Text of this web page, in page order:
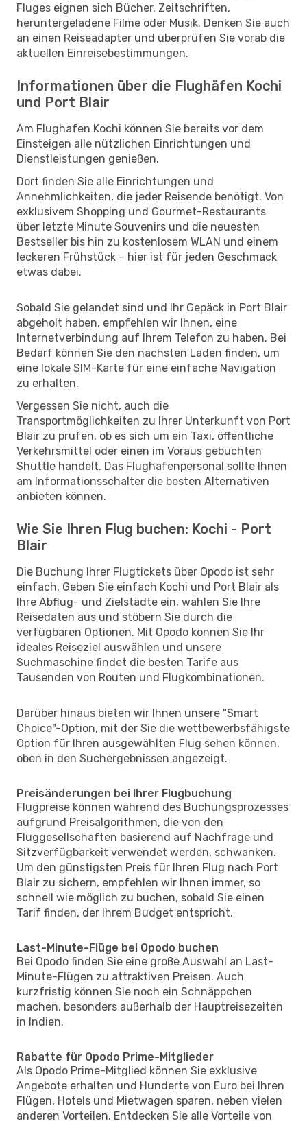
Fluges eignen sich Bücher, Zeitschriften,
heruntergeladene Filme oder Musik. Denken Sie auch
an einen Reiseadapter und überprüfen Sie vorab die
aktuellen Einreisebestimmungen.
Informationen über die Flughäfen Kochi
und Port Blair
Am Flughafen Kochi können Sie bereits vor dem
Einsteigen alle nützlichen Einrichtungen und
Dienstleistungen genießen.
Dort finden Sie alle Einrichtungen und
Annehmlichkeiten, die jeder Reisende benötigt. Von
exklusivem Shopping und Gourmet-Restaurants
über letzte Minute Souvenirs und die neuesten
Bestseller bis hin zu kostenlosem WLAN und einem
leckeren Frühstück – hier ist für jeden Geschmack
etwas dabei.
Sobald Sie gelandet sind und Ihr Gepäck in Port Blair
abgeholt haben, empfehlen wir Ihnen, eine
Internetverbindung auf Ihrem Telefon zu haben. Bei
Bedarf können Sie den nächsten Laden finden, um
eine lokale SIM-Karte für eine einfache Navigation
zu erhalten.
Vergessen Sie nicht, auch die
Transportmöglichkeiten zu Ihrer Unterkunft von Port
Blair zu prüfen, ob es sich um ein Taxi, öffentliche
Verkehrsmittel oder einen im Voraus gebuchten
Shuttle handelt. Das Flughafenpersonal sollte Ihnen
am Informationsschalter die besten Alternativen
anbieten können.
Wie Sie Ihren Flug buchen: Kochi - Port
Blair
Die Buchung Ihrer Flugtickets über Opodo ist sehr
einfach. Geben Sie einfach Kochi und Port Blair als
Ihre Abflug- und Zielstädte ein, wählen Sie Ihre
Reisedaten aus und stöbern Sie durch die
verfügbaren Optionen. Mit Opodo können Sie Ihr
ideales Reiseziel auswählen und unsere
Suchmaschine findet die besten Tarife aus
Tausenden von Routen und Flugkombinationen.
Darüber hinaus bieten wir Ihnen unsere "Smart
Choice"-Option, mit der Sie die wettbewerbsfähigste
Option für Ihren ausgewählten Flug sehen können,
oben in den Suchergebnissen angezeigt.
Preisänderungen bei Ihrer Flugbuchung
Flugpreise können während des Buchungsprozesses
aufgrund Preisalgorithmen, die von den
Fluggesellschaften basierend auf Nachfrage und
Sitzverfügbarkeit verwendet werden, schwanken.
Um den günstigsten Preis für Ihren Flug nach Port
Blair zu sichern, empfehlen wir Ihnen immer, so
schnell wie möglich zu buchen, sobald Sie einen
Tarif finden, der Ihrem Budget entspricht.
Last-Minute-Flüge bei Opodo buchen
Bei Opodo finden Sie eine große Auswahl an Last-
Minute-Flügen zu attraktiven Preisen. Auch
kurzfristig können Sie noch ein Schnäppchen
machen, besonders außerhalb der Hauptreisezeiten
in Indien.
Rabatte für Opodo Prime-Mitglieder
Als Opodo Prime-Mitglied können Sie exklusive
Angebote erhalten und Hunderte von Euro bei Ihren
Flügen, Hotels und Mietwagen sparen, neben vielen
anderen Vorteilen. Entdecken Sie alle Vorteile von